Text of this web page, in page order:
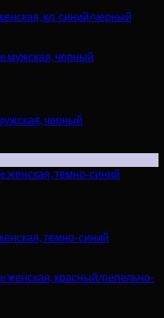
кл. синий/черный
черный
темно-синий